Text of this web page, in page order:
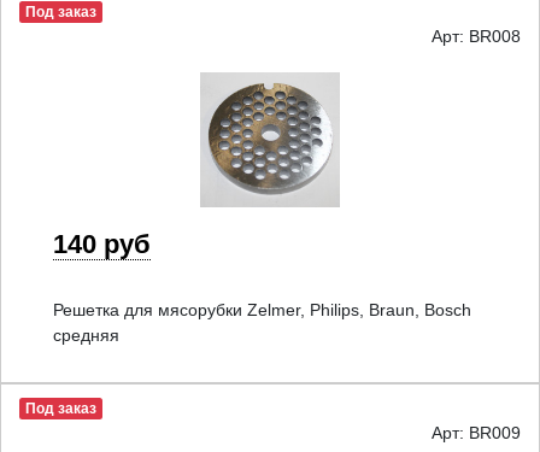
Под заказ
Арт: BR008
140 руб
Решетка для мясорубки Zelmer, Philips, Braun, Bosch
средняя
Под заказ
Арт: BR009